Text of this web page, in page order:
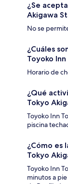
¿Se
Akigawa
No se
¿Cuáles
Toyoko
Horario de
¿Qué
Tokyo
Toyoko Inn
piscina
¿Cómo es
Tokyo
Toyoko Inn
minutos a